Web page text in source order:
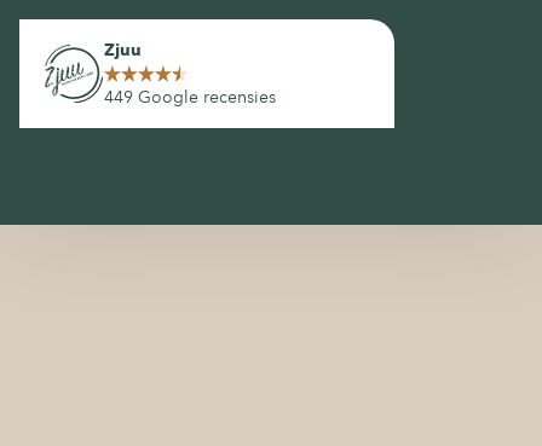
Zjuu
449 Google recensies